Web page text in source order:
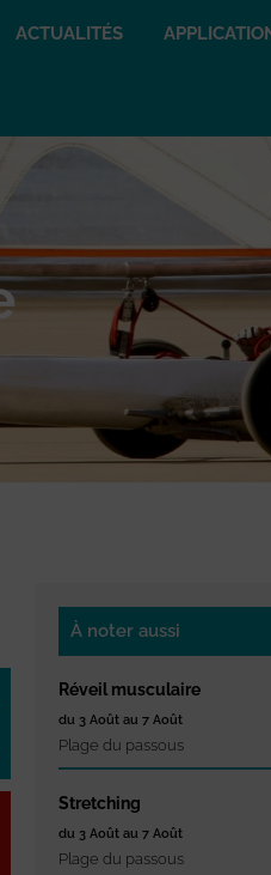
ACTUALITÉS
À noter aussi
Réveil musculaire
du 3 Août au 7 Août
Plage du passous
Stretching
du 3 Août au 7 Août
Plage du passous